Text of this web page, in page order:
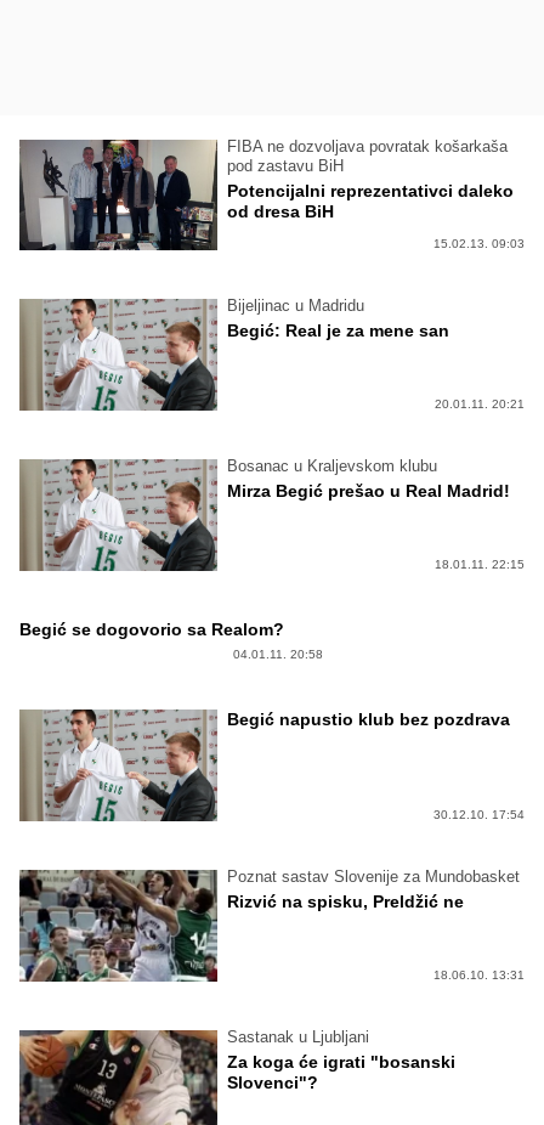
FIBA ne dozvoljava povratak košarkaša
pod zastavu BiH
Potencijalni reprezentativci daleko
od dresa BiH
15.02.13. 09:03
Bijeljinac u Madridu
Begić: Real je za mene san
20.01.11. 20:21
Bosanac u Kraljevskom klubu
Mirza Begić prešao u Real Madrid!
18.01.11. 22:15
Begić se dogovorio sa Realom?
04.01.11. 20:58
Begić napustio klub bez pozdrava
30.12.10. 17:54
Poznat sastav Slovenije za Mundobasket
Rizvić na spisku, Preldžić ne
18.06.10. 13:31
Sastanak u Ljubljani
Za koga će igrati "bosanski
Slovenci"?